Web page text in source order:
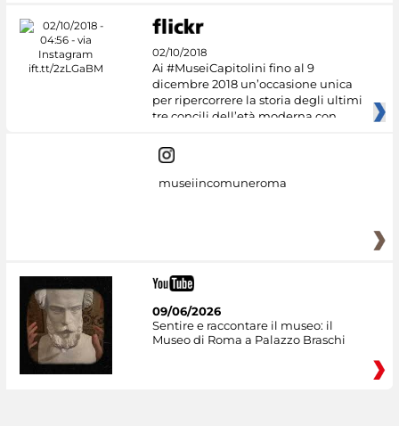
02/10/2018
Ai #MuseiCapitolini fino al 9
dicembre 2018 un’occasione unica
per ripercorrere la storia degli ultimi
tre concili dell’età moderna con
museiincomuneroma
09/06/2026
Sentire e raccontare il museo: il
Museo di Roma a Palazzo Braschi